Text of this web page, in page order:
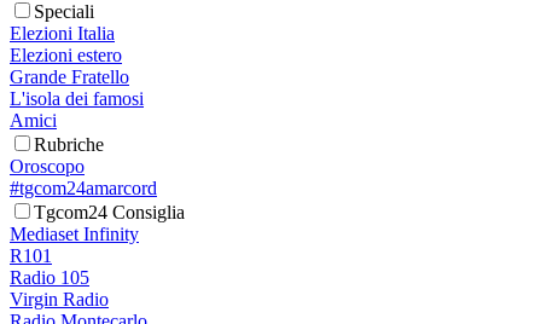
Speciali
Elezioni Italia
Elezioni estero
Grande Fratello
L'isola dei famosi
Amici
Rubriche
Oroscopo
#tgcom24amarcord
Tgcom24 Consiglia
Mediaset Infinity
R101
Radio 105
Virgin Radio